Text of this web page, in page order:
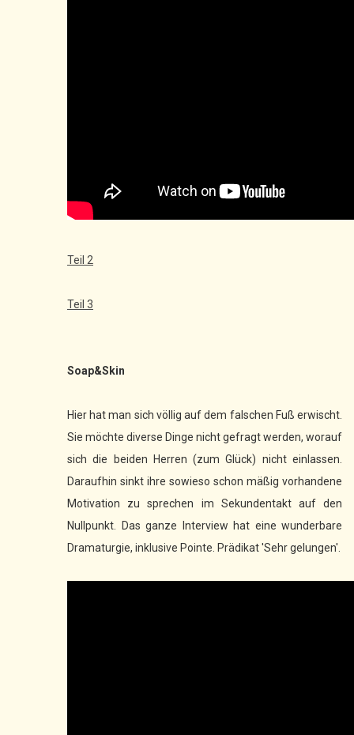
Teil 2
Teil 3
Soap&Skin
Hier hat man sich völlig auf dem falschen Fuß erwischt.
Sie möchte diverse Dinge nicht gefragt werden, worauf
sich die beiden Herren (zum Glück) nicht einlassen.
Daraufhin sinkt ihre sowieso schon mäßig vorhandene
Motivation zu sprechen im Sekundentakt auf den
Nullpunkt. Das ganze Interview hat eine wunderbare
Dramaturgie, inklusive Pointe. Prädikat 'Sehr gelungen'.